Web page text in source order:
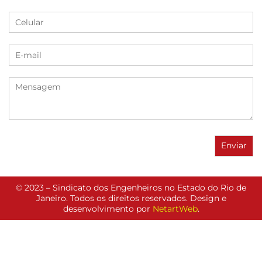
© 2023 – Sindicato dos Engenheiros no Estado do Rio de
Janeiro. Todos os direitos reservados. Design e
desenvolvimento por NetartWeb.